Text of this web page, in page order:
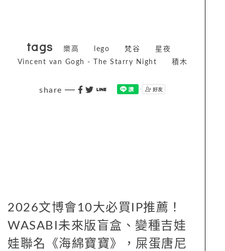
tags 樂高 lego 梵谷
星夜
Vincent van Gogh - The Starry Night
積木
share
2026文博會10大必買IP推薦！
WASABI未來版盲盒、變種吉娃
娃聯名《海綿寶寶》，屎蛋唐尼